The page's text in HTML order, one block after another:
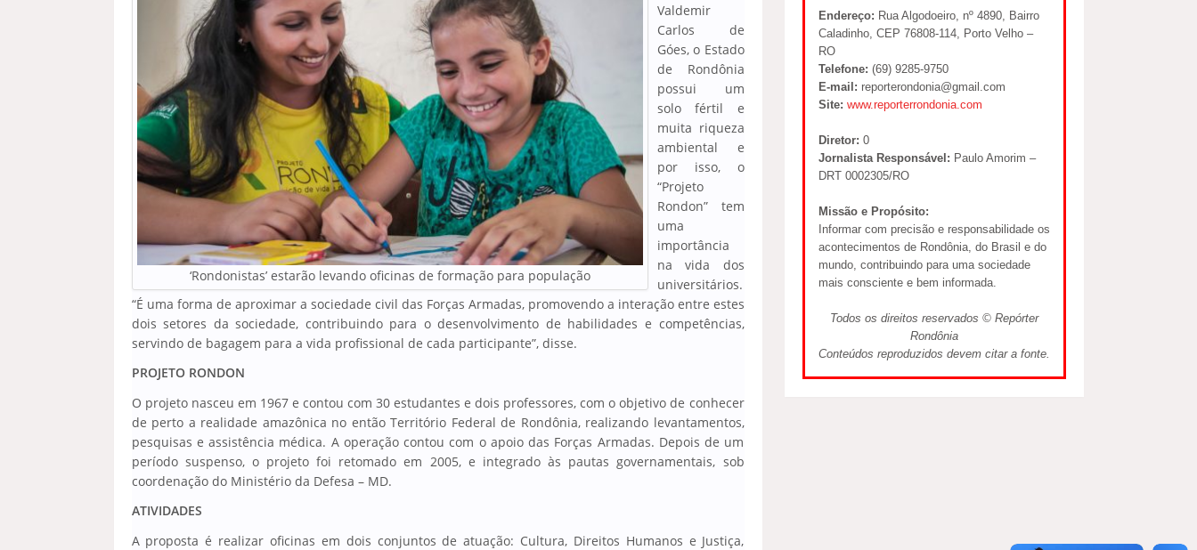
‘Rondonistas’ estarão levando oficinas de formação para população
Valdemir
Carlos de
Góes, o Estado
de Rondônia
possui um
solo fértil e
muita riqueza
ambiental e
por isso, o
“Projeto
Rondon” tem
uma
importância
na vida dos
universitários.
“É uma forma de aproximar a sociedade civil das Forças Armadas, promovendo a interação entre estes
dois setores da sociedade, contribuindo para o desenvolvimento de habilidades e competências,
servindo de bagagem para a vida profissional de cada participante”, disse.
PROJETO RONDON
O projeto nasceu em 1967 e contou com 30 estudantes e dois professores, com o objetivo de conhecer
de perto a realidade amazônica no então Território Federal de Rondônia, realizando levantamentos,
pesquisas e assistência médica. A operação contou com o apoio das Forças Armadas. Depois de um
período suspenso, o projeto foi retomado em 2005, e integrado às pautas governamentais, sob
coordenação do Ministério da Defesa – MD.
ATIVIDADES
A proposta é realizar oficinas em dois conjuntos de atuação: Cultura, Direitos Humanos e Justiça,
Endereço: Rua Algodoeiro, nº 4890, Bairro
Caladinho, CEP 76808-114, Porto Velho –
RO
Telefone: (69) 9285-9750
E-mail: reporterondonia@gmail.com
Site: www.reporterrondonia.com
Diretor: 0
Jornalista Responsável: Paulo Amorim –
DRT 0002305/RO
Missão e Propósito:
Informar com precisão e responsabilidade os
acontecimentos de Rondônia, do Brasil e do
mundo, contribuindo para uma sociedade
mais consciente e bem informada.
Todos os direitos reservados © Repórter
Rondônia
Conteúdos reproduzidos devem citar a fonte.